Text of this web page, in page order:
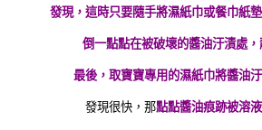
發現，這時只要隨手將濕紙巾或餐巾紙
倒一點點在被破壞的醬油汙漬處
最後，取寶寶專用的濕紙巾將醬油
發現很快，那點點醬油痕跡被溶